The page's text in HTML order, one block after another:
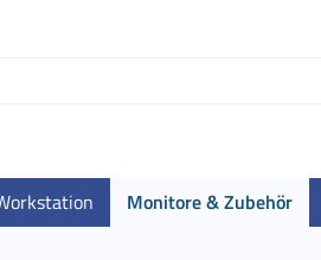
Monitore & Zubehör